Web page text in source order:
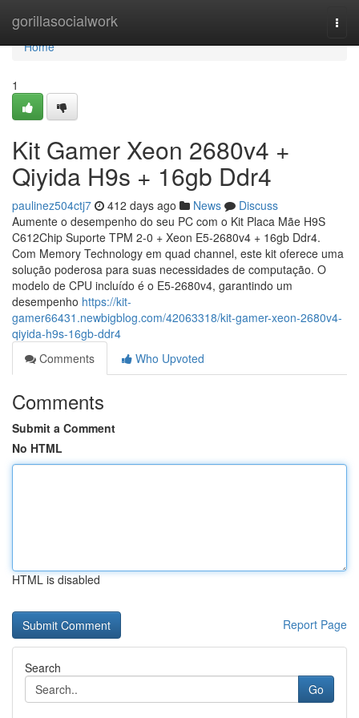
gorillasocialwork
Home
Home
1
Kit Gamer Xeon 2680v4 +
Qiyida H9s + 16gb Ddr4
paulinez504ctj7 412 days ago News
Discuss
Aumente o desempenho do seu PC com o Kit Placa Mãe H9S
C612Chip Suporte TPM 2-0 + Xeon E5-2680v4 + 16gb Ddr4.
Com Memory Technology em quad channel, este kit oferece uma
solução poderosa para suas necessidades de computação. O
modelo de CPU incluído é o E5-2680v4, garantindo um
desempenho https://kit-
gamer66431.newbigblog.com/42063318/kit-gamer-xeon-2680v4-
qiyida-h9s-16gb-ddr4
Comments
Who Upvoted
Comments
Submit a Comment
No HTML
HTML is disabled
Report Page
Search
Go